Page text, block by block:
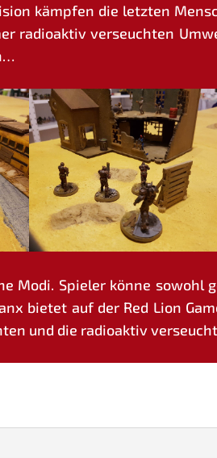
kämp­fen die letz­ten
radio­ak­tiv ver­seuch­ten
Modi. Spie­ler kön­ne
bie­tet auf der Red Lion
und die radio­ak­tiv